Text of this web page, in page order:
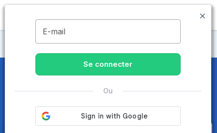
MENU
Maisons de retraite Maine-et-Loire
Maisons de retraite et EHPAD
Longué-Jumelles (49160)
E-mail
Se connecter
Ou